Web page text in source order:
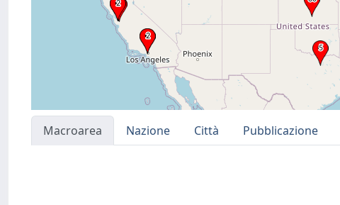
Macroarea Nazione Città Pubblicazione